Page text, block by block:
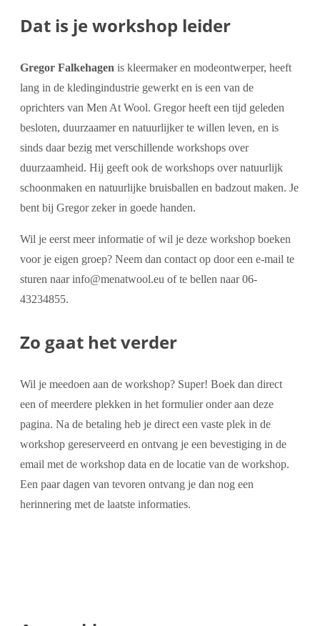
Dat is je workshop leider
Gregor Falkehagen is kleermaker en modeontwerper, heeft
lang in de kledingindustrie gewerkt en is een van de
oprichters van Men At Wool. Gregor heeft een tijd geleden
besloten, duurzaamer en natuurlijker te willen leven, en is
sinds daar bezig met verschillende workshops over
duurzaamheid. Hij geeft ook de workshops over natuurlijk
schoonmaken en natuurlijke bruisballen en badzout maken. Je
bent bij Gregor zeker in goede handen.
Wil je eerst meer informatie of wil je deze workshop boeken
voor je eigen groep? Neem dan contact op door een e-mail te
sturen naar info@menatwool.eu of te bellen naar 06-
43234855.
Zo gaat het verder
Wil je meedoen aan de workshop? Super! Boek dan direct
een of meerdere plekken in het formulier onder aan deze
pagina. Na de betaling heb je direct een vaste plek in de
workshop gereserveerd en ontvang je een bevestiging in de
email met de workshop data en de locatie van de workshop.
Een paar dagen van tevoren ontvang je dan nog een
herinnering met de laatste informaties.